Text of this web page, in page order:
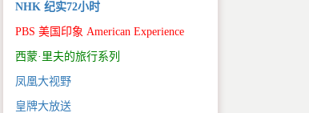
NHK 纪实72小时
PBS 美国印象 American Experience
西蒙·里夫的旅行系列
凤凰大视野
皇牌大放送